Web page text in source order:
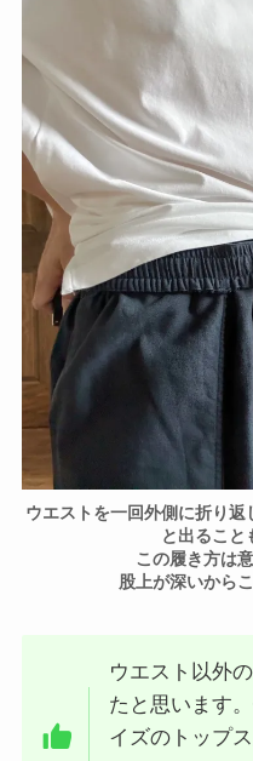
ウエストを一回外側に折り
と出ること
この履き方は
股上が深いから
ウエスト以外
たと思います
イズのトップ